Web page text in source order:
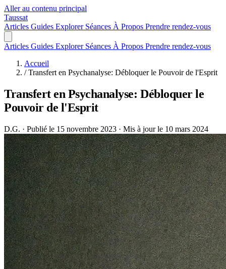
Aller au contenu principal
Taussat
Articles Guides Explorer Séances À Propos Prendre rendez-vous
Articles Guides Explorer Séances À Propos Prendre rendez-vous
Accueil
/ Transfert en Psychanalyse: Débloquer le Pouvoir de l'Esprit
Transfert en Psychanalyse: Débloquer le
Pouvoir de l'Esprit
D.G. · Publié le 15 novembre 2023 · Mis à jour le 10 mars 2024